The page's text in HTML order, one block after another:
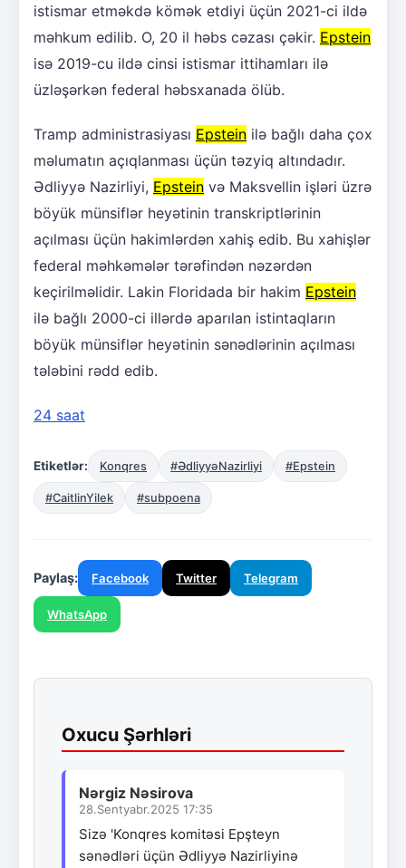
istismar etməkdə kömək etdiyi üçün 2021-ci ildə
məhkum edilib. O, 20 il həbs cəzası çəkir. Epstein
isə 2019-cu ildə cinsi istismar ittihamları ilə
üzləşərkən federal həbsxanada ölüb.
Tramp administrasiyası Epstein ilə bağlı daha çox
məlumatın açıqlanması üçün təzyiq altındadır.
Ədliyyə Nazirliyi, Epstein və Maksvellin işləri üzrə
böyük münsiflər heyətinin transkriptlərinin
açılması üçün hakimlərdən xahiş edib. Bu xahişlər
federal məhkəmələr tərəfindən nəzərdən
keçirilməlidir. Lakin Floridada bir hakim Epstein
ilə bağlı 2000-ci illərdə aparılan istintaqların
böyük münsiflər heyətinin sənədlərinin açılması
tələbini rədd edib.
24 saat
Etiketlər: Konqres #ƏdliyyəNazirliyi #Epstein
#CaitlinYilek #subpoena
Paylaş: Facebook Twitter Telegram
WhatsApp
Oxucu Şərhləri
Nərgiz Nəsirova
28.Sentyabr.2025 17:35
Sizə 'Konqres komitəsi Epşteyn
sənədləri üçün Ədliyyə Nazirliyinə